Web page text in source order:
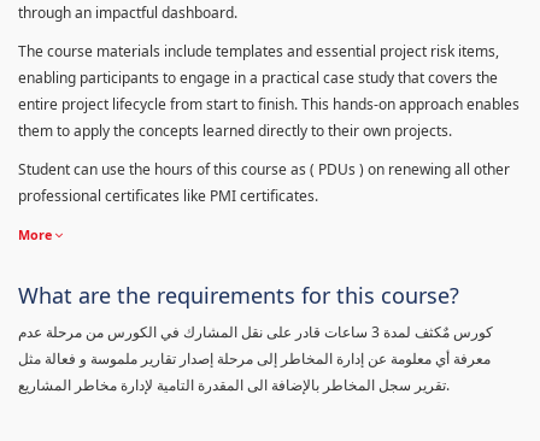
through an impactful dashboard.
The course materials include templates and essential project risk items,
enabling participants to engage in a practical case study that covers the
entire project lifecycle from start to finish. This hands-on approach enables
them to apply the concepts learned directly to their own projects.
Student can use the hours of this course as ( PDUs ) on renewing all other
professional certificates like PMI certificates.
More
What are the requirements for this course?
كورس مٌكثف لمدة 3 ساعات قادر على نقل المشارك في الكورس من مرحلة عدم
معرفة أي معلومة عن إدارة المخاطر إلى مرحلة إصدار تقارير ملموسة و فعالة مثل
تقرير سجل المخاطر بالإضافة الى المقدرة التامية لإدارة مخاطر المشاريع.